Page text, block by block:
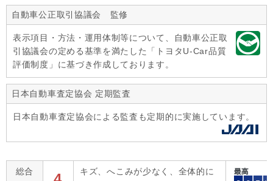
自動車公正取引協議会 監修
表示項目・方法・運用体制等について、自動車公正取
引協議会の定める基準を満たした「トヨタU-Car品質
評価制度」に基づき作成しております。
日本自動車査定協会 定期監査
日本自動車査定協会による監査も定期的に実施しています。
総合
キズ、へこみが少なく、全体的に